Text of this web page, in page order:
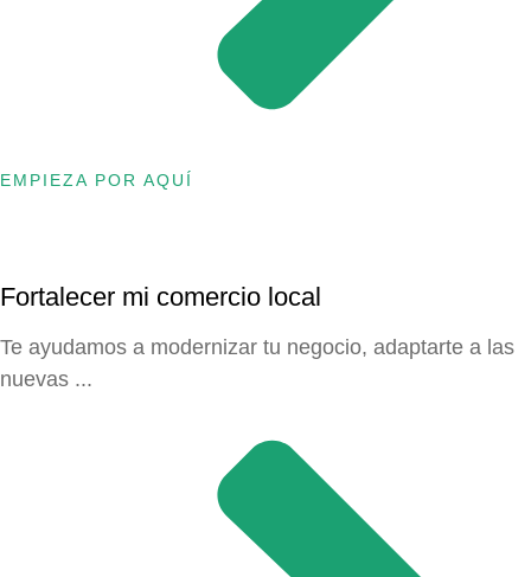
EMPIEZA POR AQUÍ
Fortalecer mi comercio local
Te ayudamos a modernizar tu negocio, adaptarte a las
nuevas ...